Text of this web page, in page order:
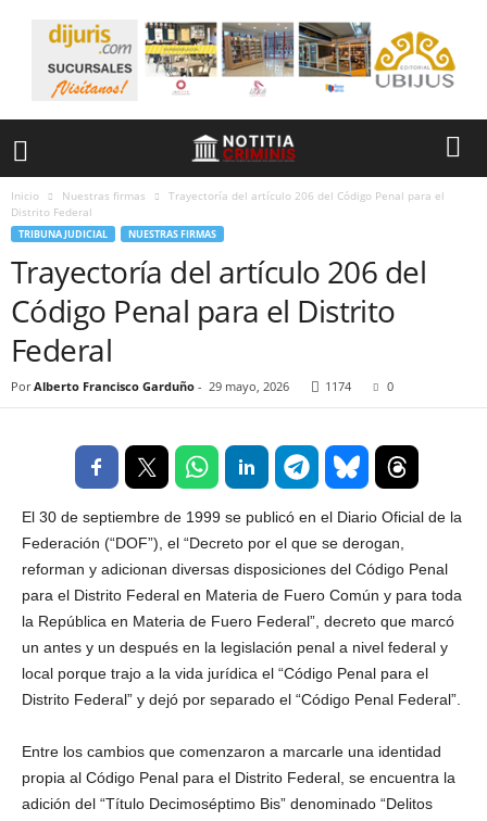
Inicio Nuestras firmas
Trayectoría del artículo 206 del Código Penal para el
Distrito Federal
TRIBUNA JUDICIAL NUESTRAS FIRMAS
Trayectoría del artículo 206 del
Código Penal para el Distrito
Federal
Por Alberto Francisco Garduño - 29 mayo, 2026 1174 0
El 30 de septiembre de 1999 se publicó en el Diario Oficial de la
Federación (“DOF”), el “Decreto por el que se derogan,
reforman y adicionan diversas disposiciones del Código Penal
para el Distrito Federal en Materia de Fuero Común y para toda
la República en Materia de Fuero Federal”, decreto que marcó
un antes y un después en la legislación penal a nivel federal y
local porque trajo a la vida jurídica el “Código Penal para el
Distrito Federal” y dejó por separado el “Código Penal Federal”.
Entre los cambios que comenzaron a marcarle una identidad
propia al Código Penal para el Distrito Federal, se encuentra la
adición del “Título Decimoséptimo Bis” denominado “Delitos